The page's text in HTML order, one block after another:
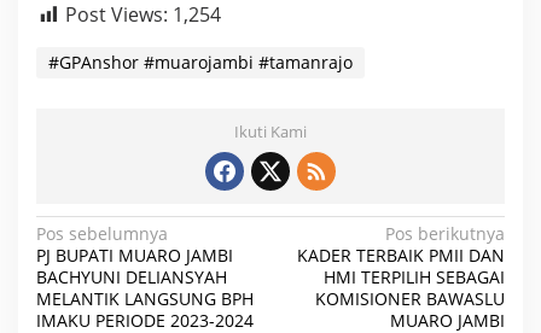
Post Views: 1,254
#GPAnshor #muarojambi #tamanrajo
Ikuti Kami
N
a
v
Pos sebelumnya
PJ BUPATI MUARO JAMBI
BACHYUNI DELIANSYAH
MELANTIK LANGSUNG BPH
IMAKU PERIODE 2023-2024
Pos berikutnya
KADER TERBAIK PMII DAN
HMI TERPILIH SEBAGAI
KOMISIONER BAWASLU
MUARO JAMBI